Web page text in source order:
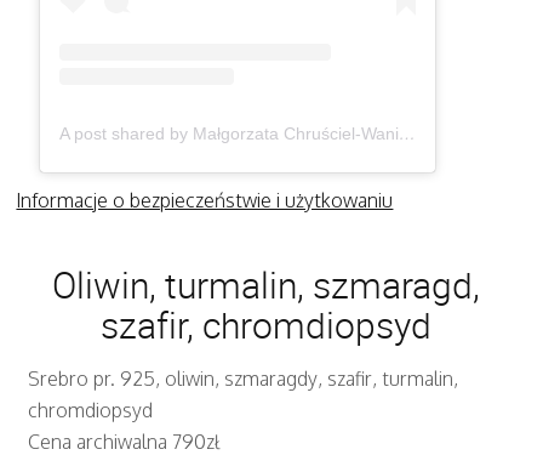
A post shared by Małgorzata Chruściel-Waniek (@gosiawaniek)
Informacje o bezpieczeństwie i użytkowaniu
Oliwin, turmalin, szmaragd,
szafir, chromdiopsyd
Srebro pr. 925, oliwin, szmaragdy, szafir, turmalin,
chromdiopsyd
Cena archiwalna 790zł